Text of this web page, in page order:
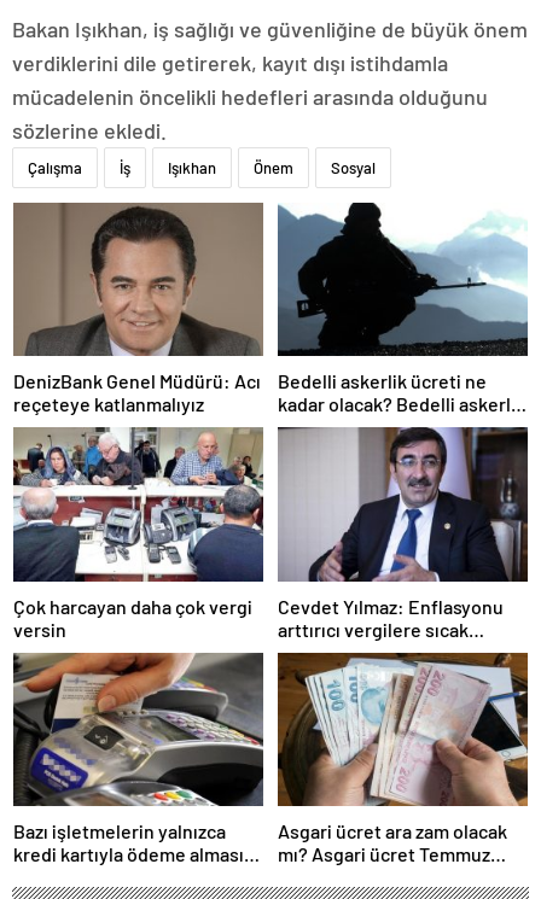
Bakan Işıkhan, iş sağlığı ve güvenliğine de büyük önem
verdiklerini dile getirerek, kayıt dışı istihdamla
mücadelenin öncelikli hedefleri arasında olduğunu
sözlerine ekledi.
Çalışma İş Işıkhan Önem Sosyal
DenizBank Genel Müdürü: Acı
reçeteye katlanmalıyız
Bedelli askerlik ücreti ne
kadar olacak? Bedelli askerlik
ücreti 2024 Temmuz…
Çok harcayan daha çok vergi
versin
Cevdet Yılmaz: Enflasyonu
arttırıcı vergilere sıcak
bakmıyoruz ama…
Bazı işletmelerin yalnızca
kredi kartıyla ödeme alması
Asgari ücret ara zam olacak
mı? Asgari ücret Temmuz